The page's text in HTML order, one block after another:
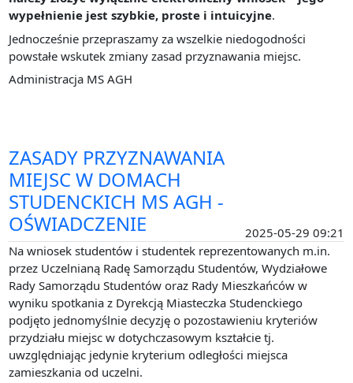
wypełnienie jest szybkie, proste i intuicyjne.
Jednocześnie przepraszamy za wszelkie niedogodności
powstałe wskutek zmiany zasad przyznawania miejsc.
Administracja MS AGH
ZASADY PRZYZNAWANIA
MIEJSC W DOMACH
STUDENCKICH MS AGH -
OŚWIADCZENIE
2025-05-29 09:21
Na wniosek studentów i studentek reprezentowanych m.in.
przez Uczelnianą Radę Samorządu Studentów, Wydziałowe
Rady Samorządu Studentów oraz Rady Mieszkańców w
wyniku spotkania z Dyrekcją Miasteczka Studenckiego
podjęto jednomyślnie decyzję o pozostawieniu kryteriów
przydziału miejsc w dotychczasowym kształcie tj.
uwzględniając jedynie kryterium odległości miejsca
zamieszkania od uczelni.